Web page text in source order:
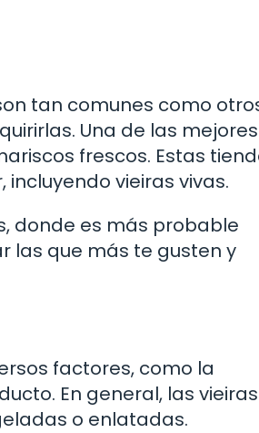
tan comunes como
Una de las mejores
frescos. Estas
vieiras vivas.
donde es más probable
las que más te gusten y
factores, como la
En general, las vieiras
o enlatadas.